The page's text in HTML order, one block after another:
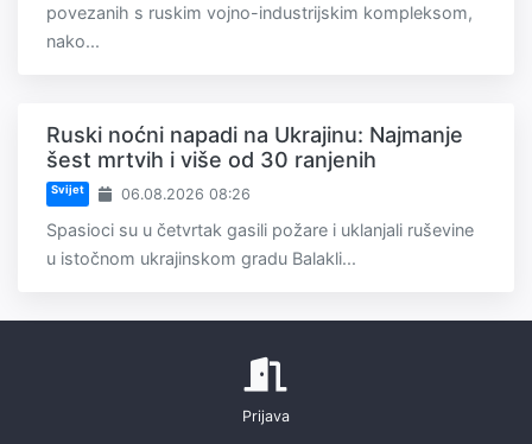
povezanih s ruskim vojno-industrijskim kompleksom,
nako...
Ruski noćni napadi na Ukrajinu: Najmanje
šest mrtvih i više od 30 ranjenih
Svijet 06.08.2026 08:26
Spasioci su u četvrtak gasili požare i uklanjali ruševine
u istočnom ukrajinskom gradu Balakli...
Prijava